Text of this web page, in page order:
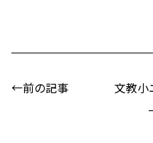
←前の記事
文教小